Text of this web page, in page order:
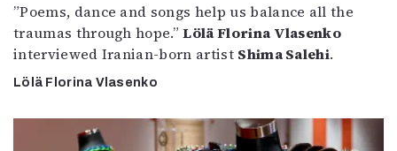
”Poems, dance and songs help us balance all the
traumas through hope.”Lölä Florina Vlasenko
interviewed Iranian-born artist Shima Salehi.
Lölä Florina Vlasenko